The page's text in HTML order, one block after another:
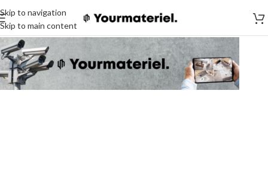
Skip to navigation
Skip to main content